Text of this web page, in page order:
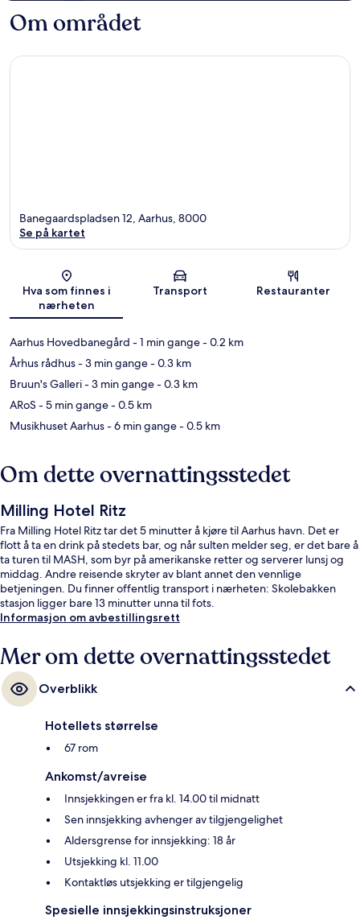
Om området
Kart
Banegaardspladsen 12, Aarhus, 8000
Se på kartet
Hva som finnes i
nærheten
Transport Restauranter
Aarhus Hovedbanegård - 1 min gange- 0.2 km
Århus rådhus- 3 min gange- 0.3 km
Bruun's Galleri- 3 min gange- 0.3 km
ARoS - 5 min gange- 0.5 km
Musikhuset Aarhus- 6 min gange- 0.5 km
Om dette overnattingsstedet
Milling Hotel Ritz
Fra Milling Hotel Ritz tar det 5 minutter å kjøre til Aarhus havn. Det er
flott å ta en drink på stedets bar, og når sulten melder seg, er det bare å
ta turen til MASH, som byr på amerikanske retter og serverer lunsj og
middag. Andre reisende skryter av blant annet den vennlige
betjeningen. Du finner offentlig transport i nærheten: Skolebakken
stasjon ligger bare 13 minutter unna til fots.
Informasjon om avbestillingsrett
Mer om dette overnattingsstedet
Overblikk
Hotellets størrelse
67 rom
Ankomst/avreise
Innsjekkingen er fra kl. 14.00 til midnatt
Sen innsjekking avhenger av tilgjengelighet
Aldersgrense for innsjekking: 18 år
Utsjekking kl. 11.00
Kontaktløs utsjekking er tilgjengelig
Spesielle innsjekkingsinstruksjoner